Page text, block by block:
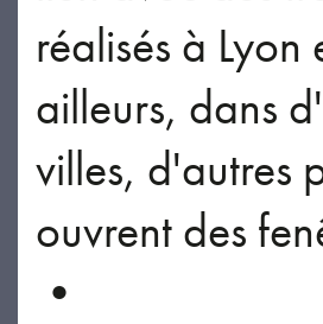
réalisés à Lyon
ailleurs, dans
villes, d'autres
ouvrent des
•